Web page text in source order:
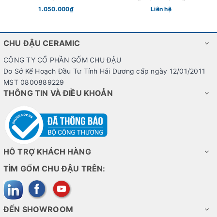
nghệ nhân
1.050.000₫
HỘI ĐẢNG CÁC CẤP
Liên hệ
CHU ĐẬU CERAMIC
CÔNG TY CỔ PHẦN GỐM CHU ĐẬU
Do Sở Kế Hoạch Đầu Tư Tỉnh Hải Dương cấp ngày 12/01/2011
MST 0800889229
THÔNG TIN VÀ ĐIỀU KHOẢN
HỖ TRỢ KHÁCH HÀNG
TÌM GỐM CHU ĐẬU TRÊN:
ĐẾN SHOWROOM